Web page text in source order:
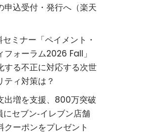
申込受付・発行へ（楽天
ミナー「ペイメント・
フォーラム2026 Fall」
する不正に対応する次世
ティ対策は？
出増を支援、800万突破
セブン‐イレブン店舗
クーポンをプレゼント